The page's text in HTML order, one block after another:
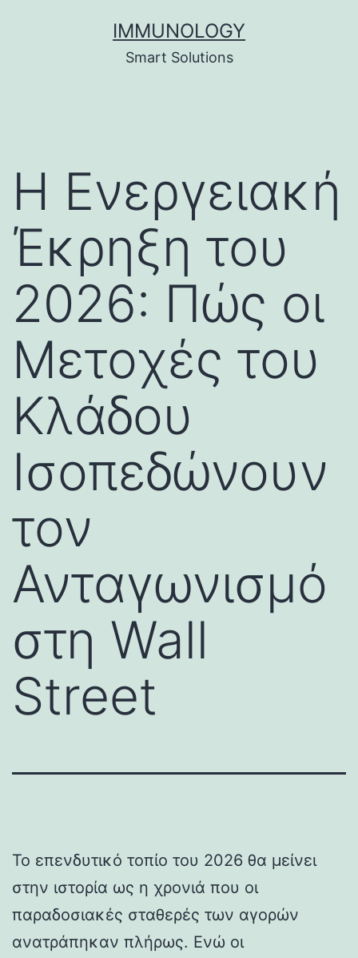
IMMUNOLOGY
Smart Solutions
Η Ενεργειακή
Έκρηξη του
2026: Πώς οι
Μετοχές του
Κλάδου
Ισοπεδώνουν
τον
Ανταγωνισμό
στη Wall
Street
Το επενδυτικό τοπίο του 2026 θα μείνει
στην ιστορία ως η χρονιά που οι
παραδοσιακές σταθερές των αγορών
ανατράπηκαν πλήρως. Ενώ οι